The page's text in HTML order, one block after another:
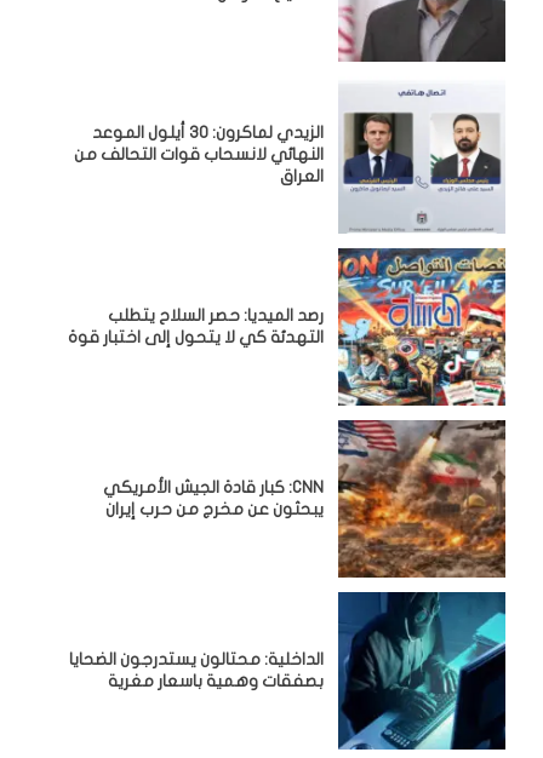
الزيدي لماكرون: 30 أيلول الموعد
النهائي لانسحاب قوات التحالف من
العراق
رصد الميديا: حصر السلاح يتطلب
التهدئة كي لا يتحول إلى اختبار قوة
CNN: كبار قادة الجيش الأمريكي
يبحثون عن مخرج من حرب إيران
الداخلية: محتالون يستدرجون الضحايا
بصفقات وهمية باسعار مغرية